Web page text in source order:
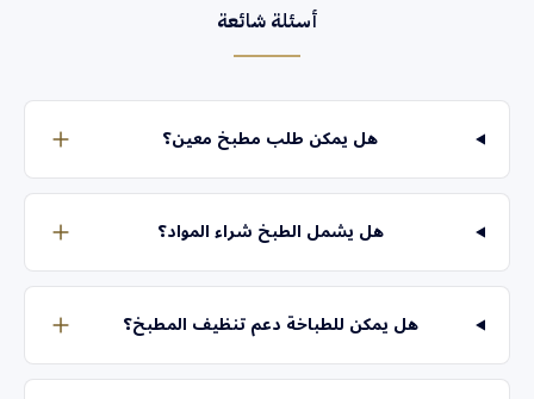
أسئلة شائعة
هل يمكن طلب مطبخ معين؟
هل يشمل الطبخ شراء المواد؟
هل يمكن للطباخة دعم تنظيف المطبخ؟